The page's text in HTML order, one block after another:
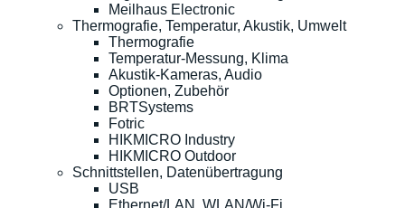
Meilhaus Electronic
Thermografie, Temperatur, Akustik, Umwelt
Thermografie
Temperatur-Messung, Klima
Akustik-Kameras, Audio
Optionen, Zubehör
BRTSystems
Fotric
HIKMICRO Industry
HIKMICRO Outdoor
Schnittstellen, Datenübertragung
USB
Ethernet/LAN, WLAN/Wi-Fi